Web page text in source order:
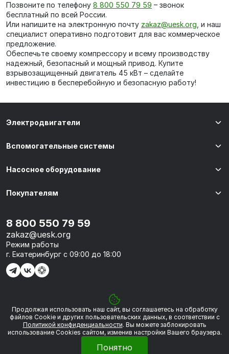
Позвоните по телефону 8 800 550 79 59 – звонок
бесплатный по всей России.
Или напишите на электронную почту zakaz@uesk.org , и наш
специалист оперативно подготовит для вас коммерческое
предложение.
Обеспечьте своему компрессору и всему производству
надежный, безопасный и мощный привод. Купите
взрывозащищенный двигатель 45 кВт – сделайте
инвестицию в бесперебойную и безопасную работу!
© 2026 «УЭСК-ТЕХНОЛОГИИ»
Электродвигатели
Вспомогательные системы
Насосное оборудование
Покупателям
8 800 550 79 59
zakaz@uesk.org
Режим работы
г. Екатеринбург с 09:00 до 18:00
Политика обработки персональных данных
Сделано вFramelink
Продолжая использовать наш сайт, вы соглашаетесь на обработку
файлов Сookie и других пользовательских данных, в соответствии с
Политикой конфиденциальности. Вы можете заблокировать
использование Cookies сайтом, изменив настройки Вашего браузера.
Понятно